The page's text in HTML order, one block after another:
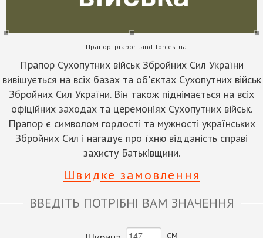
Прапор:prapor-land_forces_ua
Прапор Сухопутних військ Збройних Сил України
вивішується на всіх базах та об'єктах Сухопутних військ
Збройних Сил України. Він також піднімається на всіх
офіційних заходах та церемоніях Сухопутних військ.
Прапор є символом гордості та мужності українських
Збройних Сил і нагадує про їхню відданість справі
захисту Батьківщини.
Швидке замовлення
ВВЕДІТЬ ПОТРІБНІ ВАМ ЗНАЧЕННЯ
см